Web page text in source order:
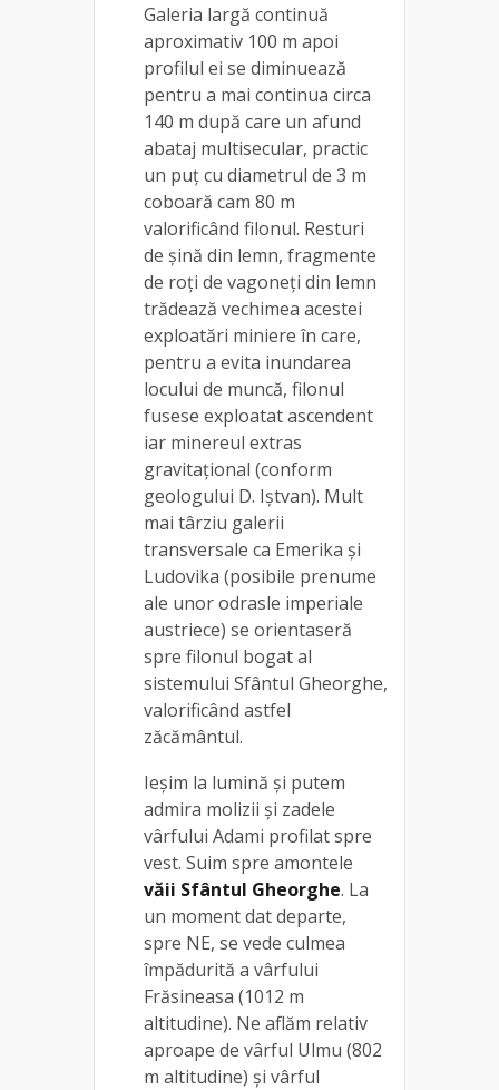
Galeria largă continuă
aproximativ 100 m apoi
profilul ei se diminuează
pentru a mai continua circa
140 m după care un afund
abataj multisecular, practic
un puț cu diametrul de 3 m
coboară cam 80 m
valorificând filonul. Resturi
de şină din lemn, fragmente
de roţi de vagoneţi din lemn
trădează vechimea acestei
exploatări miniere în care,
pentru a evita inundarea
locului de muncă, filonul
fusese exploatat ascendent
iar minereul extras
gravitaţional (conform
geologului D. Iştvan). Mult
mai târziu galerii
transversale ca Emerika şi
Ludovika (posibile prenume
ale unor odrasle imperiale
austriece) se orientaseră
spre filonul bogat al
sistemului Sfântul Gheorghe,
valorificând astfel
zăcământul.
Ieșim la lumină și putem
admira molizii şi zadele
vârfului Adami profilat spre
vest. Suim spre amontele
văii Sfântul Gheorghe. La
un moment dat departe,
spre NE, se vede culmea
împădurită a vârfului
Frăsineasa (1012 m
altitudine). Ne aflăm relativ
aproape de vârful Ulmu (802
m altitudine) şi vârful